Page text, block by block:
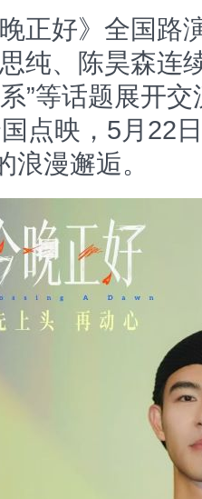
正好》全国路
纯、陈昊森连
系”等话题展开
点映，5月22
浪漫邂逅。